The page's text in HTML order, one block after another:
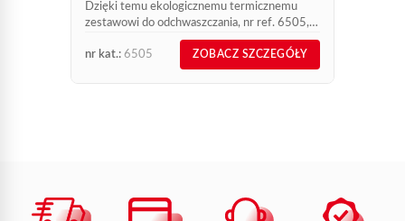
Dzięki temu ekologicznemu termicznemu
zestawowi do odchwaszczania, nr ref. 6505,
użytkownicy wkraczają w świat ekologicznego
odchwaszczania. Obecnie powszechnie
przyjmuje się, że odchwaszczanie termiczne
nr kat.: 6505 ZOBACZ SZCZEGÓŁY